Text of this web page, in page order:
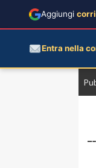
Aggiungi
Entra nella